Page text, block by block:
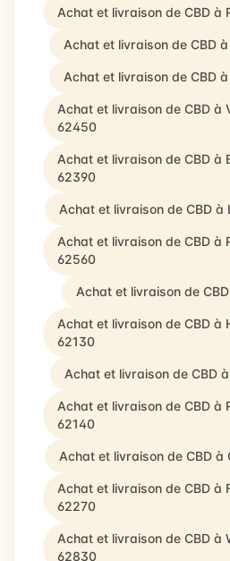
Achat et livraison de CBD à
Achat et livraison de CBD
Achat et livraison de CBD
Achat et livraison de CBD à
62450
Achat et livraison de CBD à
62390
Achat et livraison de CBD à
Achat et livraison de CBD à
62560
Achat et livraison de
Achat et livraison de CBD à
62130
Achat et livraison de CBD
Achat et livraison de CBD à
62140
Achat et livraison de CBD à
Achat et livraison de CBD à
62270
Achat et livraison de CBD à
62830